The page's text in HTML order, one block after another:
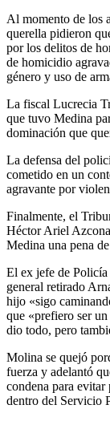
Al momento de los
querella pidieron
por los delitos de
de homicidio
género y uso de
La fiscal Lucrecia
que tuvo Medina
dominación que
La defensa del
cometido en un
agravante por
Finalmente, el
Héctor Ariel
Medina una pena
El ex jefe de
general retirado
hijo «sigo
que «prefiero ser
dio todo, pero
Molina se quejó
fuerza y adelantó
condena para
dentro del Servicio